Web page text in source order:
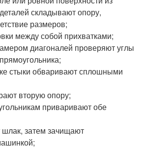
складывают опору,
размеров;
между собой прихватками;
диагоналей проверяют углы
стыки обваривают сплошными
вторую опору;
приваривают обе
затем зачищают